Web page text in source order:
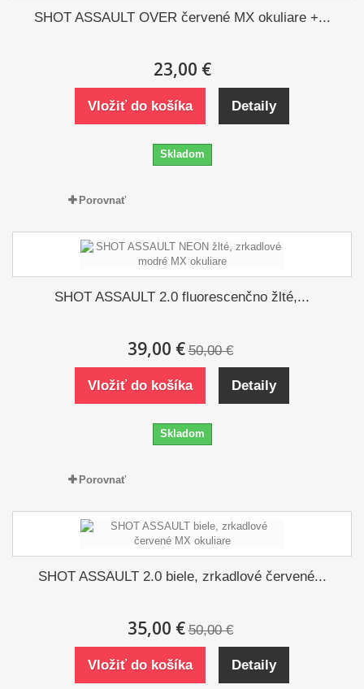
SHOT ASSAULT OVER červené MX okuliare +...
23,00 €
Vložiť do košíka Detaily
Skladom
Porovnať
SHOT ASSAULT 2.0 fluorescenčno žlté,...
39,00 € 50,00 €
Vložiť do košíka Detaily
Skladom
Porovnať
SHOT ASSAULT 2.0 biele, zrkadlové červené...
35,00 € 50,00 €
Vložiť do košíka Detaily